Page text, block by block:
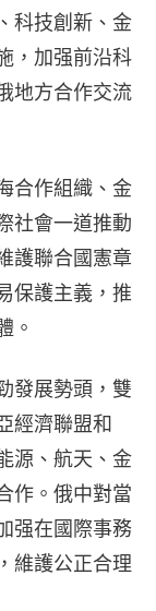
科技創新、金
，加强前沿科
地方合作交流
合作組織、金
社會一道推動
護聯合國憲章
保護主義，推
。
發展勢頭，雙
經濟聯盟和
源、航天、金
作。俄中對當
强在國際事務
維護公正合理